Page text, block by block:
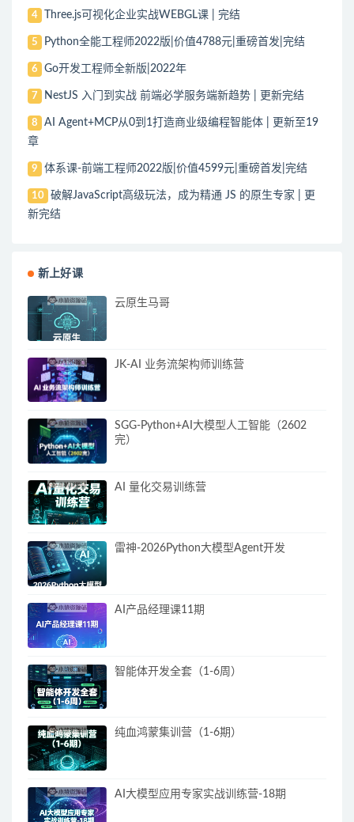
4 Three.js可视化企业实战WEBGL课 | 完结
5 Python全能工程师2022版|价值4788元|重磅首发|完结
6 Go开发工程师全新版|2022年
7 NestJS 入门到实战 前端必学服务端新趋势 | 更新完结
8
AI Agent+MCP从0到1打造商业级编程智能体 | 更新至19
章
9 体系课-前端工程师2022版|价值4599元|重磅首发|完结
10
破解JavaScript高级玩法，成为精通 JS 的原生专家 | 更
新完结
新上好课
云原生马哥
JK-AI 业务流架构师训练营
SGG-Python+AI大模型人工智能（2602
完）
AI 量化交易训练营
雷神-2026Python大模型Agent开发
AI产品经理课11期
智能体开发全套（1-6周）
纯血鸿蒙集训营（1-6期）
AI大模型应用专家实战训练营-18期